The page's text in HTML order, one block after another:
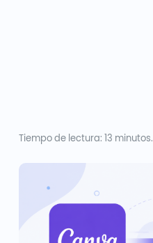
Tiempo de lectura: 13 minutos.